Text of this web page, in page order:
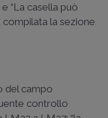
“La casella può
la sezione
del campo
controllo